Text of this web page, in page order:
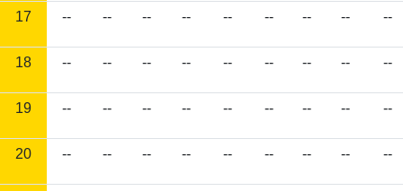
17 -- -- -- -- -- -- -- -- --
18 -- -- -- -- -- -- -- -- --
19 -- -- -- -- -- -- -- -- --
20 -- -- -- -- -- -- -- -- --